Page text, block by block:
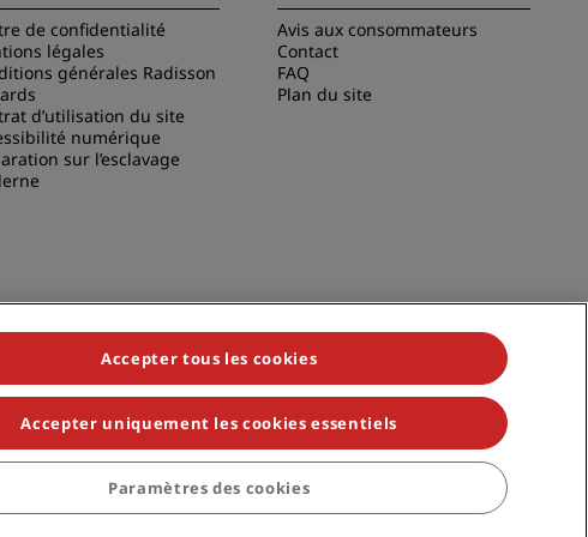
de confidentialité
légales
générales Radisson
d’utilisation du site
numérique
sur l’esclavage
Avis aux consommateurs
Contact
FAQ
Plan du site
Individuals, Park Plaza, Park Inn, Country Inn & Suites, Prize by Radisson,
Accepter tous les cookies
Accepter uniquement les cookies essentiels
Paramètres des cookies